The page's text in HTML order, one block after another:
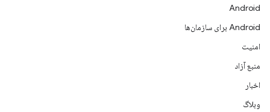
Android
Android برای سازمان‌ها
امنیت
منبع آزاد
اخبار
وبلاگ